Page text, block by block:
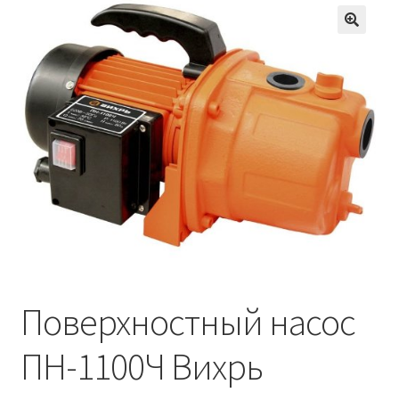
Мой аккаунт
Оформление заказа
Пример страницы
Поверхностный насос
ПН-1100Ч Вихрь